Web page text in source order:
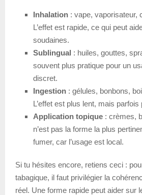
Inhalation : vape, vaporisateur,
L’effet est rapide, ce qui peut
soudaines.
Sublingual : huiles, gouttes,
souvent plus pratique pour un
discret.
Ingestion : gélules, bonbons,
L’effet est plus lent, mais parfois
Application topique : crèmes,
n’est pas la forme la plus
fumer, car l’usage est local.
Si tu hésites encore, retiens ceci :
tabagique, il faut privilégier la
réel. Une forme rapide peut aider sur